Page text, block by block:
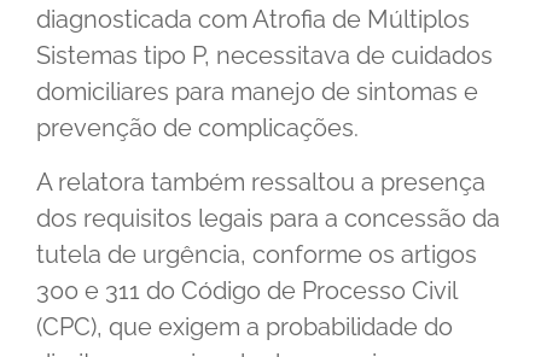
diagnosticada com Atrofia de Múltiplos
Sistemas tipo P, necessitava de cuidados
domiciliares para manejo de sintomas e
prevenção de complicações.
A relatora também ressaltou a presença
dos requisitos legais para a concessão da
tutela de urgência, conforme os artigos
300 e 311 do Código de Processo Civil
(CPC), que exigem a probabilidade do